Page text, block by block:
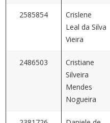
2585854
Crislene
Leal da Silva
Vieira
2486503
Cristiane
Silveira
Mendes
Nogueira